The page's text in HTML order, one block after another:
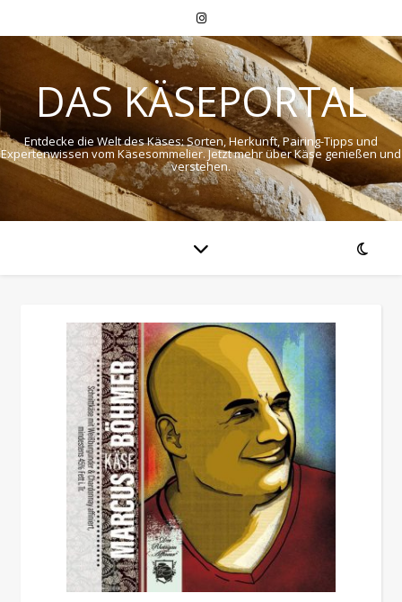
DAS KÄSEPORTAL
Entdecke die Welt des Käses: Sorten, Herkunft, Pairing-Tipps und
Expertenwissen vom Käsesommelier. Jetzt mehr über Käse genießen und
verstehen.